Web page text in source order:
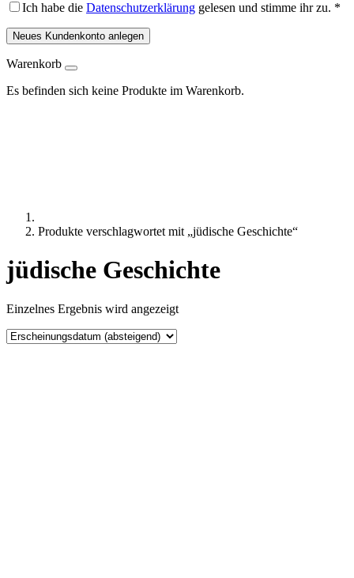
Ich habe die Datenschutzerklärung gelesen und stimme ihr zu. *
Neues Kundenkonto anlegen
Warenkorb
Es befinden sich keine Produkte im Warenkorb.
Produkte verschlagwortet mit „jüdische Geschichte“
jüdische Geschichte
Einzelnes Ergebnis wird angezeigt